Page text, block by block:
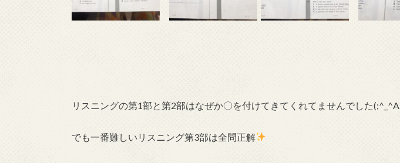
リスニングの第1部と第2部はなぜか〇を付けてきてくれてませんでした(;^_^A
でも一番難しいリスニング第3部は全問正解